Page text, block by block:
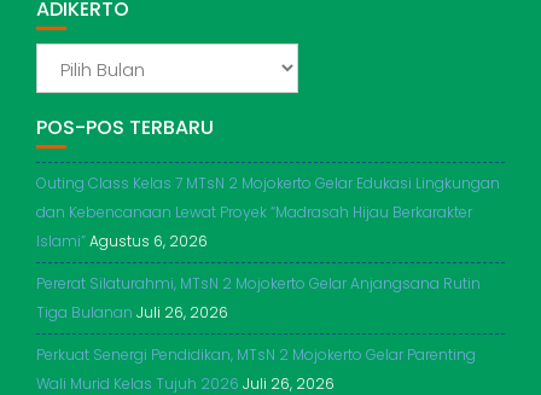
ADIKERTO
POS-POS TERBARU
Outing Class Kelas 7 MTsN 2 Mojokerto Gelar Edukasi Lingkungan
dan Kebencanaan Lewat Proyek “Madrasah Hijau Berkarakter
Islami”Agustus 6, 2026
Pererat Silaturahmi, MTsN 2 Mojokerto Gelar Anjangsana Rutin
Tiga Bulanan Juli 26, 2026
Perkuat Senergi Pendidikan, MTsN 2 Mojokerto Gelar Parenting
Wali Murid Kelas Tujuh 2026 Juli 26, 2026